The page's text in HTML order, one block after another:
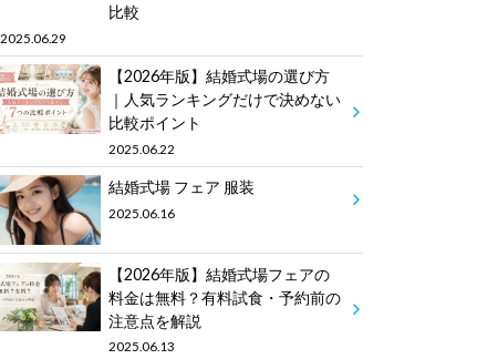
比較
2025.06.29
【2026年版】結婚式場の選び方
｜人気ランキングだけで決めない
比較ポイント
2025.06.22
結婚式場 フェア 服装
2025.06.16
【2026年版】結婚式場フェアの
料金は無料？有料試食・予約前の
注意点を解説
2025.06.13